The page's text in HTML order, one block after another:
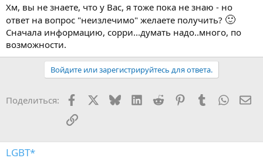
Хм, вы не знаете, что у Вас, я тоже пока не знаю - но
ответ на вопрос "неизлечимо" желаете получить? 🙂
Сначала информацию, сорри...думать надо..много, по
возможности.
Войдите или зарегистрируйтесь для ответа.
Поделиться: Facebook BlueskyLinkedIn
Reddit PinterestTumblr
Ссылка
LGBT*